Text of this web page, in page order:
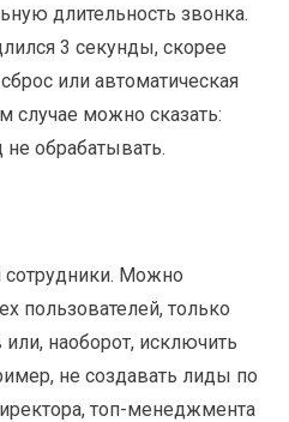
длительность звонка.
3 секунды, скорее
или автоматическая
случае можно сказать:
обрабатывать.
сотрудники. Можно
пользователей, только
наоборот, исключить
не создавать лиды по
топ-менеджмента